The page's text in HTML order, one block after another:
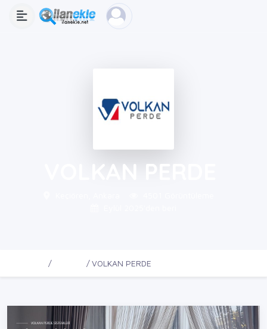
VOLKAN PERDE
VOLKAN PERDE